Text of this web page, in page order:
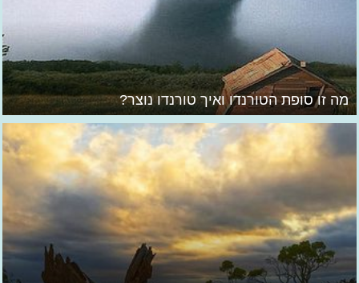
מה זו סופת הטורנדו ואיך טורנדו נוצר?